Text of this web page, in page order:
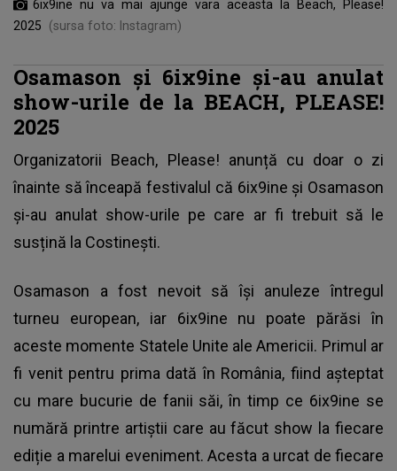
6ix9ine nu va mai ajunge vara aceasta la Beach, Please!
2025
(sursa foto: Instagram)
Osamason și 6ix9ine și-au anulat
show-urile de la BEACH, PLEASE!
2025
Organizatorii Beach, Please! anunță cu doar o zi
înainte să înceapă festivalul că 6ix9ine și Osamason
și-au anulat show-urile pe care ar fi trebuit să le
susțină la Costinești.
Osamason a fost nevoit să își anuleze întregul
turneu european, iar 6ix9ine nu poate părăsi în
aceste momente Statele Unite ale Americii. Primul ar
fi venit pentru prima dată în România, fiind așteptat
cu mare bucurie de fanii săi, în timp ce 6ix9ine se
numără printre artiștii care au făcut show la fiecare
ediție a marelui eveniment. Acesta a urcat de fiecare